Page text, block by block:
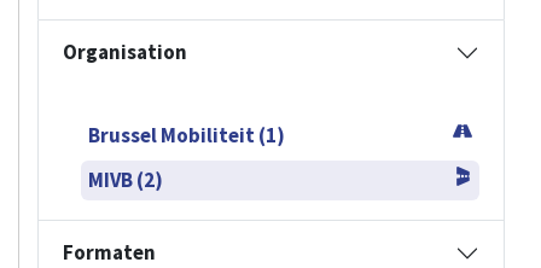
Organisation
Brussel Mobiliteit (1)
MIVB (2)
Formaten